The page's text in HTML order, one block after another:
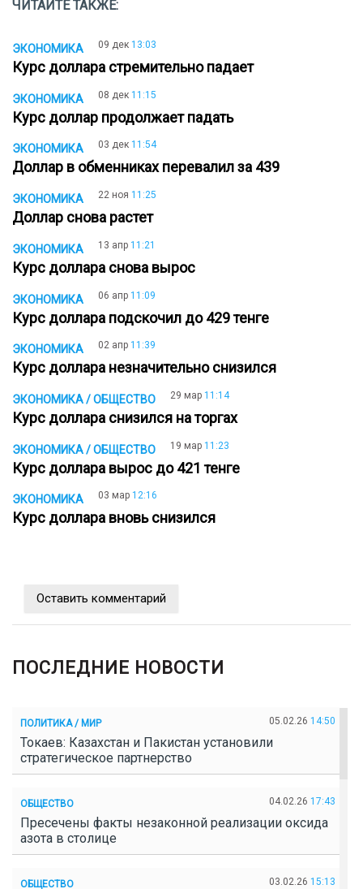
ЧИТАЙТЕ ТАКЖЕ:
ЭКОНОМИКА 09 дек 13:03
Курс доллара стремительно падает
ЭКОНОМИКА 08 дек 11:15
Курс доллар продолжает падать
ЭКОНОМИКА 03 дек 11:54
Доллар в обменниках перевалил за 439
ЭКОНОМИКА 22 ноя 11:25
Доллар снова растет
ЭКОНОМИКА 13 апр 11:21
Курс доллара снова вырос
ЭКОНОМИКА 06 апр 11:09
Курс доллара подскочил до 429 тенге
ЭКОНОМИКА 02 апр 11:39
Курс доллара незначительно снизился
ЭКОНОМИКА / ОБЩЕСТВО 29 мар 11:14
Курс доллара снизился на торгах
ЭКОНОМИКА / ОБЩЕСТВО 19 мар 11:23
Курс доллара вырос до 421 тенге
ЭКОНОМИКА 03 мар 12:16
Курс доллара вновь снизился
Оставить комментарий
ПОСЛЕДНИЕ НОВОСТИ
ПОЛИТИКА / МИР 05.02.26 14:50
Токаев: Казахстан и Пакистан установили
стратегическое партнерство
ОБЩЕСТВО 04.02.26 17:43
Пресечены факты незаконной реализации оксида
азота в столице
ОБЩЕСТВО 03.02.26 15:13